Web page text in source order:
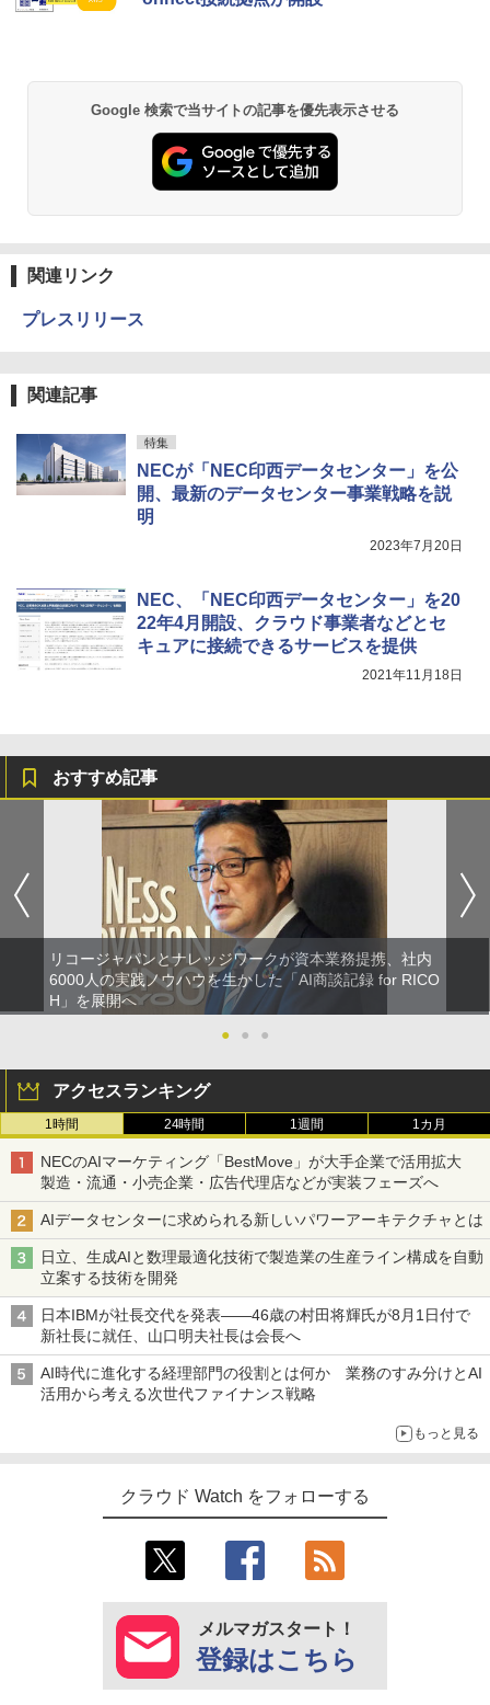
Google 検索で当サイトの記事を優先表示させる
関連リンク
プレスリリース
関連記事
特集
NECが「NEC印西データセンター」を公
開、最新のデータセンター事業戦略を説
明
2023年7月20日
NEC、「NEC印西データセンター」を20
22年4月開設、クラウド事業者などとセ
キュアに接続できるサービスを提供
2021年11月18日
おすすめ記事
リコージャパンとナレッジワークが資本業務提携、社内
6000人の実践ノウハウを生かした「AI商談記録 for RICO
H」を展開へ
●
● ●
アクセスランキング
1時間 24時間 1週間 1カ月
NECのAIマーケティング「BestMove」が大手企業で活用拡大
製造・流通・小売企業・広告代理店などが実装フェーズへ
AIデータセンターに求められる新しいパワーアーキテクチャとは
日立、生成AIと数理最適化技術で製造業の生産ライン構成を自動
立案する技術を開発
日本IBMが社長交代を発表――46歳の村田将輝氏が8月1日付で
新社長に就任、山口明夫社長は会長へ
AI時代に進化する経理部門の役割とは何か 業務のすみ分けとAI
活用から考える次世代ファイナンス戦略
もっと見る
クラウド Watch をフォローする
メルマガスタート！
登録はこちら